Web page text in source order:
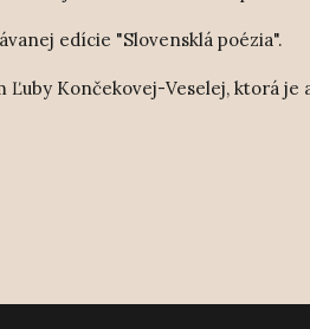
edície "Slovensklá poézia".
Ľuby Končekovej-Veselej, ktorá